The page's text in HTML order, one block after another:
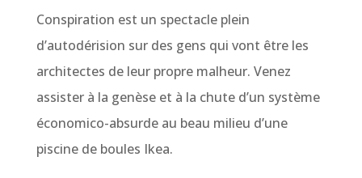
Conspiration est un spectacle plein
d’autodérision sur des gens qui vont être les
architectes de leur propre malheur. Venez
assister à la genèse et à la chute d’un système
économico-absurde au beau milieu d’une
piscine de boules Ikea.